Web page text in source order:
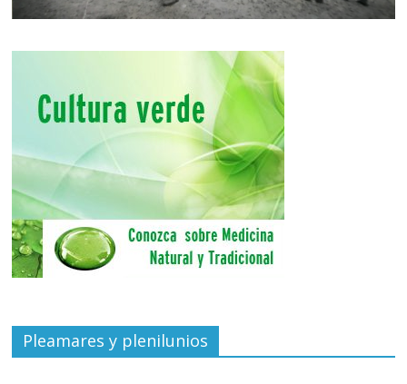
Pleamares y plenilunios